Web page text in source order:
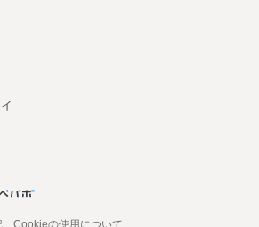
Cookieの使用について